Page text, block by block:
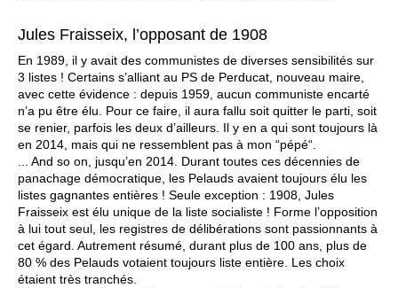
Jules Fraisseix, l’opposant de 1908
En 1989, il y avait des communistes de diverses sensibilités sur
3 listes ! Certains s’alliant au PS de Perducat, nouveau maire,
avec cette évidence : depuis 1959, aucun communiste encarté
n’a pu être élu. Pour ce faire, il aura fallu soit quitter le parti, soit
se renier, parfois les deux d’ailleurs. Il y en a qui sont toujours là
en 2014, mais qui ne ressemblent pas à mon “pépé“.
... And so on, jusqu’en 2014. Durant toutes ces décennies de
panachage démocratique, les Pelauds avaient toujours élu les
listes gagnantes entières ! Seule exception : 1908, Jules
Fraisseix est élu unique de la liste socialiste ! Forme l’opposition
à lui tout seul, les registres de délibérations sont passionnants à
cet égard. Autrement résumé, durant plus de 100 ans, plus de
80 % des Pelauds votaient toujours liste entière. Les choix
étaient très tranchés.